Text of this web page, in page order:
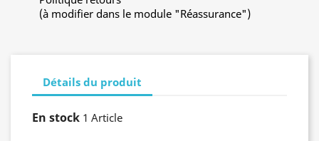
(à modifier dans le module "Réassurance")
Détails du produit
En stock 1 Article